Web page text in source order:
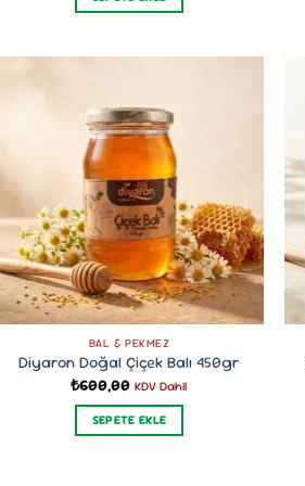
BAL & PEKMEZ
Diyaron Doğal Çiçek Balı 450gr
₺600,00 KDV Dahil
SEPETE EKLE